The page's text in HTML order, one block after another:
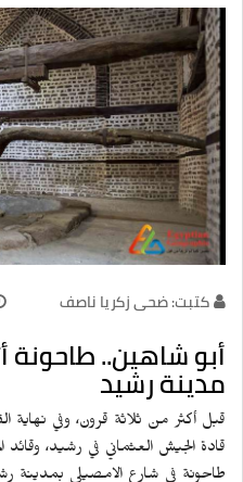
كتبت: ضحى زكريا ناصف
أبو شاهين.. طاحونة
مدينة رشيد
قبل أكثر من ثلاثة قرون، وفي نهاية
قادة الجيش العثماني في رشيد، وقائد
طاحونة في شارع الامصيلي بمدينة